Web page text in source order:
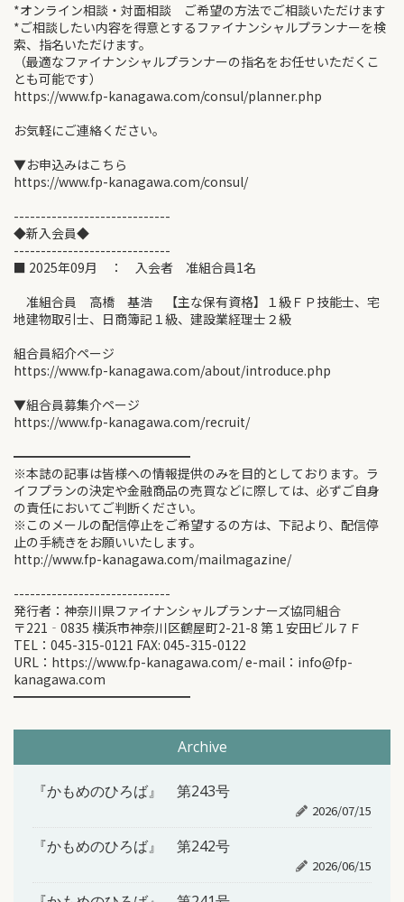
*オンライン相談・対面相談 ご希望の方法でご相談いただけます
*ご相談したい内容を得意とするファイナンシャルプランナーを検
索、指名いただけます。
（最適なファイナンシャルプランナーの指名をお任せいただくこ
とも可能です）
https://www.fp-kanagawa.com/consul/planner.php
お気軽にご連絡ください。
▼お申込みはこちら
https://www.fp-kanagawa.com/consul/
-----------------------------
◆新入会員◆
-----------------------------
■ 2025年09月 ： 入会者 准組合員1名
准組合員 高橋 基浩 【主な保有資格】１級ＦＰ技能士、宅
地建物取引士、日商簿記１級、建設業経理士２級
組合員紹介ページ
https://www.fp-kanagawa.com/about/introduce.php
▼組合員募集介ページ
https://www.fp-kanagawa.com/recruit/
━━━━━━━━━━━━━━
※本誌の記事は皆様への情報提供のみを目的としております。ラ
イフプランの決定や金融商品の売買などに際しては、必ずご自身
の責任においてご判断ください。
※このメールの配信停止をご希望するの方は、下記より、配信停
止の手続きをお願いいたします。
http://www.fp-kanagawa.com/mailmagazine/
-----------------------------
発行者：神奈川県ファイナンシャルプランナーズ協同組合
〒221‐0835 横浜市神奈川区鶴屋町2-21-8 第１安田ビル７Ｆ
TEL：045-315-0121 FAX: 045-315-0122
URL：https://www.fp-kanagawa.com/ e-mail：info@fp-
kanagawa.com
━━━━━━━━━━━━━━
Archive
『かもめのひろば』 第243号
2026/07/15
『かもめのひろば』 第242号
2026/06/15